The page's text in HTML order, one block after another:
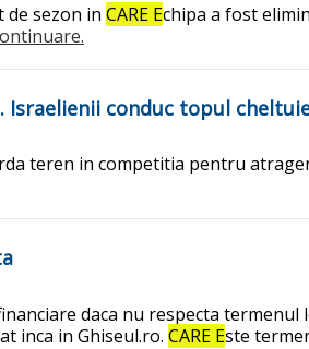
de sezon in CARE Echipa a fost
Israelienii conduc topul
teren in competitia pentru
daca nu respecta termenul
inca in Ghiseul.ro. CARE Este